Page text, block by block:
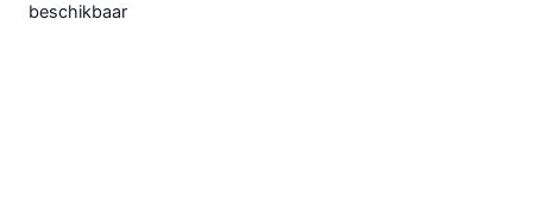
beschikbaar